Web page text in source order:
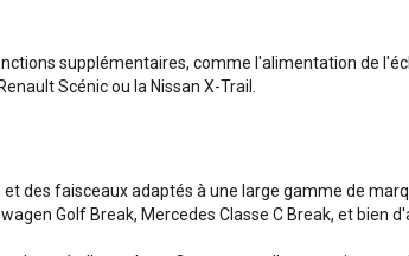
supplémentaires, comme l'alimentation de
Scénic ou la Nissan X-Trail.
des faisceaux adaptés à une large gamme de
Golf Break, Mercedes Classe C Break, et bien